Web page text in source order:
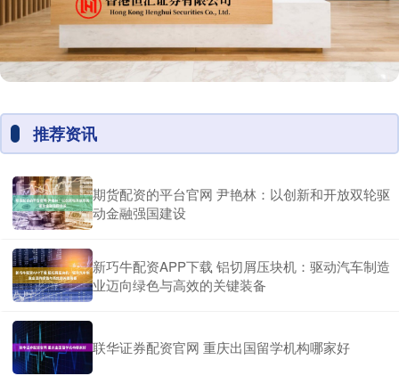
推荐资讯
期货配资的平台官网 尹艳林：以创新和开放双轮驱
动金融强国建设
新巧牛配资APP下载 铝切屑压块机：驱动汽车制造
业迈向绿色与高效的关键装备
联华证券配资官网 重庆出国留学机构哪家好